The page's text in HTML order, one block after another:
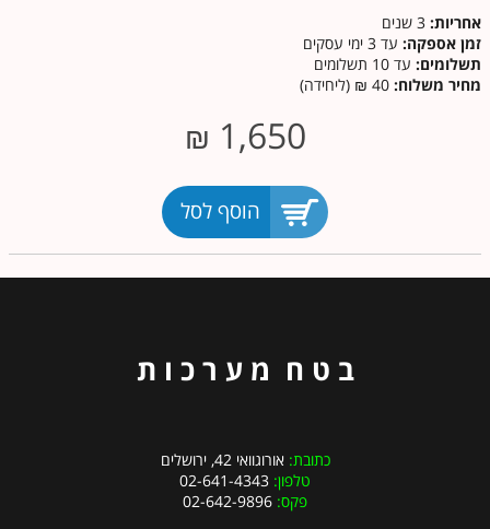
אחריות: 3 שנים
זמן אספקה: עד 3 ימי עסקים
תשלומים: עד 10 תשלומים
מחיר משלוח: 40 ₪ (ליחידה)
1,650
₪
הוסף לסל
ב ט ח מ ע ר כ ו ת
כתובת:אורוגוואי 42, ירושלים
טלפון: 02-641-4343
פקס: